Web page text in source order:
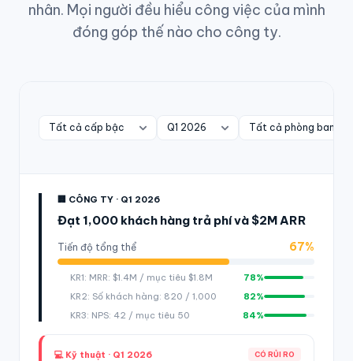
nhân. Mọi người đều hiểu công việc của mình
đóng góp thế nào cho công ty.
🏢 CÔNG TY · Q1 2026
Đạt 1,000 khách hàng trả phí và $2M ARR
Tiến độ tổng thể 67%
KR1: MRR: $1.4M / mục tiêu $1.8M
78%
KR2: Số khách hàng: 820 / 1,000
82%
KR3: NPS: 42 / mục tiêu 50
84%
💻 Kỹ thuật · Q1 2026 CÓ RỦI RO